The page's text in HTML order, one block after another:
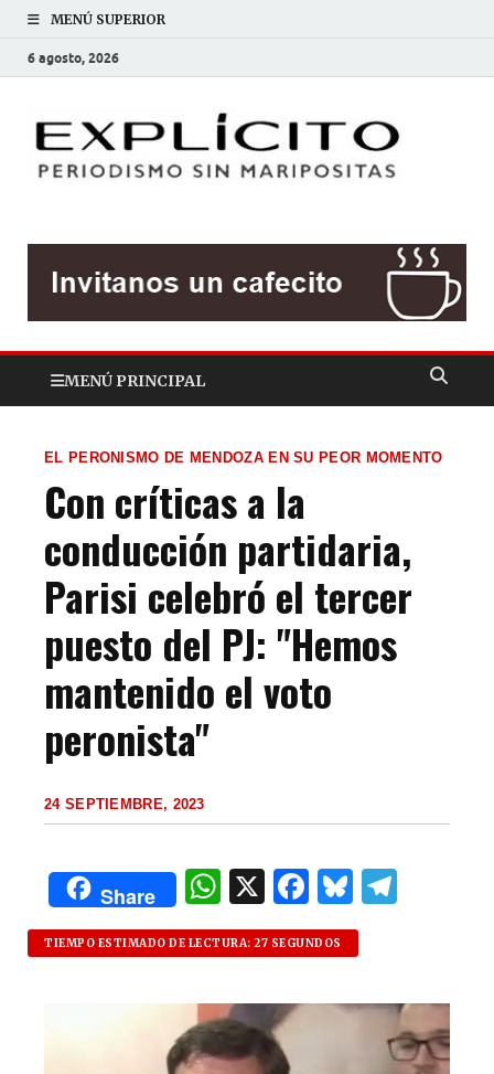
MENÚ SUPERIOR
6 agosto, 2026
MENÚ PRINCIPAL
EL PERONISMO DE MENDOZA EN SU PEOR MOMENTO
Con críticas a la
conducción partidaria,
Parisi celebró el tercer
puesto del PJ: "Hemos
mantenido el voto
peronista"
24 SEPTIEMBRE, 2023
Share
W
h
at
s
A
p
X F
a
c
e
B
lu
es
k g
ra
m
TIEMPO ESTIMADO DE LECTURA: 27 SEGUNDOS